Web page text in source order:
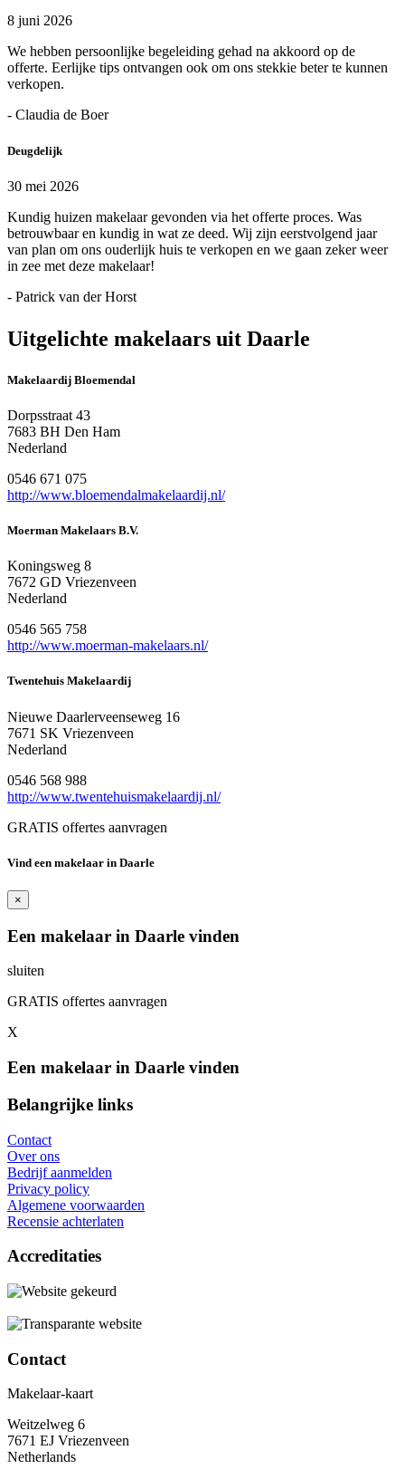
8 juni 2026
We hebben persoonlijke begeleiding gehad na akkoord op de
offerte. Eerlijke tips ontvangen ook om ons stekkie beter te kunnen
verkopen.
- Claudia de Boer
Deugdelijk
30 mei 2026
Kundig huizen makelaar gevonden via het offerte proces. Was
betrouwbaar en kundig in wat ze deed. Wij zijn eerstvolgend jaar
van plan om ons ouderlijk huis te verkopen en we gaan zeker weer
in zee met deze makelaar!
- Patrick van der Horst
Uitgelichte makelaars uit Daarle
Makelaardij Bloemendal
Dorpsstraat 43
7683 BH Den Ham
Nederland
0546 671 075
http://www.bloemendalmakelaardij.nl/
Moerman Makelaars B.V.
Koningsweg 8
7672 GD Vriezenveen
Nederland
0546 565 758
http://www.moerman-makelaars.nl/
Twentehuis Makelaardij
Nieuwe Daarlerveenseweg 16
7671 SK Vriezenveen
Nederland
0546 568 988
http://www.twentehuismakelaardij.nl/
GRATIS offertes aanvragen
Vind een makelaar in Daarle
×
Een makelaar in Daarle vinden
sluiten
GRATIS offertes aanvragen
X
Een makelaar in Daarle vinden
Belangrijke links
Contact
Over ons
Bedrijf aanmelden
Privacy policy
Algemene voorwaarden
Recensie achterlaten
Accreditaties
Contact
Makelaar-kaart
Weitzelweg 6
7671 EJ Vriezenveen
Netherlands